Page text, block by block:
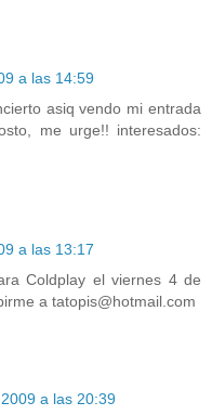
a las 14:59
asiq vendo mi entrada
me urge!! interesados:
a las 13:17
Coldplay el viernes 4 de
a tatopis@hotmail.com
a las 20:39